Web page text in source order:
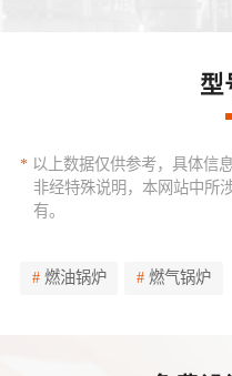
型
*以上数据仅供参考，具体信
非经特殊说明，本网站中所
有。
燃油锅炉 燃气锅炉